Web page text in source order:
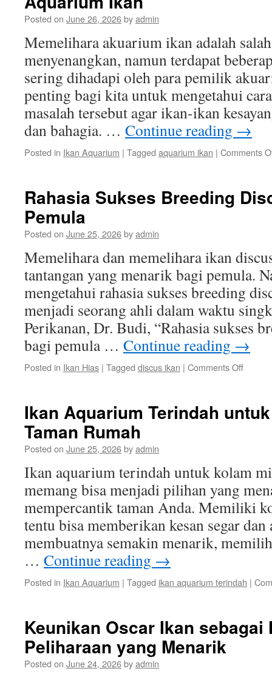
Posted on June 26, 2026byadmin
Memelihara akuarium ikan adalah
menyenangkan, namun terdapat
sering dihadapi oleh para pemilik
penting bagi kita untuk mengetahui
masalah tersebut agar ikan-ikan
dan bahagia. … Continue reading →
Posted in Ikan Aquarium | Tagged aquarium ikan | Comments
Rahasia Sukses Breeding
Pemula
Posted on June 25, 2026byadmin
Memelihara dan memelihara ikan
tantangan yang menarik bagi pemula.
mengetahui rahasia sukses breeding
menjadi seorang ahli dalam waktu
Perikanan, Dr. Budi, “Rahasia sukses
bagi pemula … Continue reading →
Posted in Ikan Hias | Tagged discus ikan | Comments Offon
Discus
Ikan Aquarium Terindah
Taman Rumah
Posted on June 25, 2026byadmin
Ikan aquarium terindah untuk kolam
memang bisa menjadi pilihan yang
mempercantik taman Anda. Memiliki
tentu bisa memberikan kesan segar
membuatnya semakin menarik,
… Continue reading →
Posted in Ikan Aquarium | Tagged ikan aquarium terindah |
Keunikan Oscar Ikan sebagai
Peliharaan yang Menarik
Posted on June 24, 2026byadmin